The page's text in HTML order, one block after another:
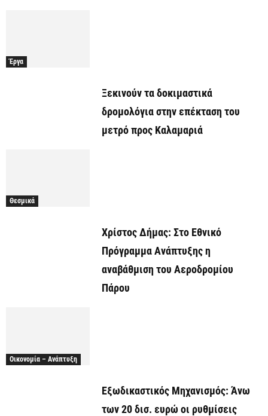
Έργα
Ξεκινούν τα δοκιμαστικά
δρομολόγια στην επέκταση του
μετρό προς Καλαμαριά
Θεσμικά
Χρίστος Δήμας: Στο Εθνικό
Πρόγραμμα Ανάπτυξης η
αναβάθμιση του Αεροδρομίου
Πάρου
Οικονομία – Ανάπτυξη
Εξωδικαστικός Μηχανισμός: Άνω
των 20 δισ. ευρώ οι ρυθμίσεις